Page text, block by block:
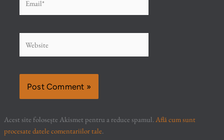
Acest site folosește Akismet pentru a reduce spamul.Află cum sunt
procesate datele comentariilor tale.